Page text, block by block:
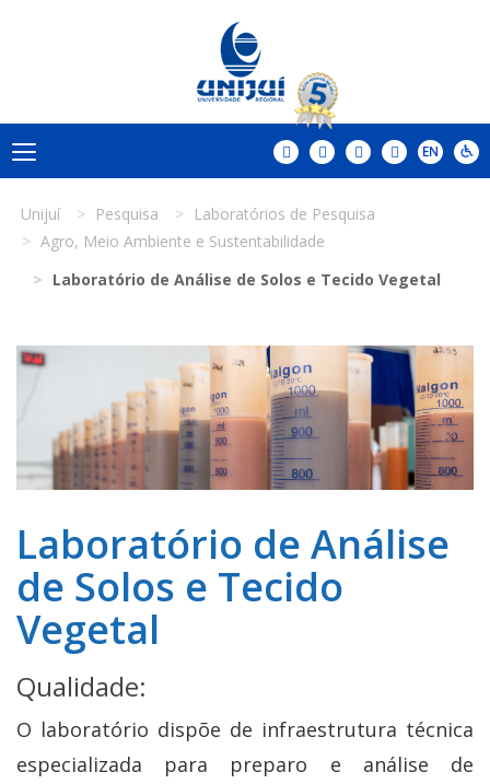
Unijuí Pesquisa
Laboratórios de Pesquisa
Agro, Meio Ambiente e Sustentabilidade
Laboratório de Análise de Solos e Tecido Vegetal
Laboratório de Análise
de Solos e Tecido
Vegetal
Qualidade:
O laboratório dispõe de infraestrutura técnica
especializada para preparo e análise de